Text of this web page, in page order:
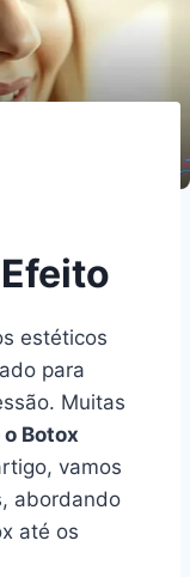
estéticos
para
Muitas
Botox
vamos
abordando
até os